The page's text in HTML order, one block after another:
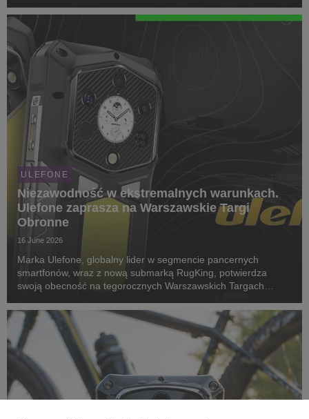
Kluczem do prawdziwego, beztroskiego relaksu na ...
ULEFONE
Niezawodność w ekstremalnych warunkach.
Ulefone zaprasza na Warszawskie Targi
Obronne
16 June 2026
Marka Ulefone, globalny lider w segmencie pancernych
smartfonów, wraz z nową submarką RugKing, potwierdza
swoją obecność na tegorocznych Warszawskich Targach
zapoznania się z urządzeniami mobilnymi dedykowanymi
służbom ...